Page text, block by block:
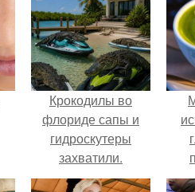
Крокодилы во
флориде сапы и
гидроскутеры
захватили.